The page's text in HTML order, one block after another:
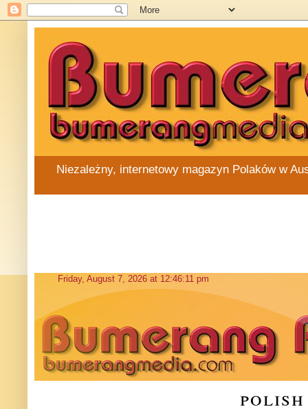
Niezależny, internetowy magazyn Polaków w